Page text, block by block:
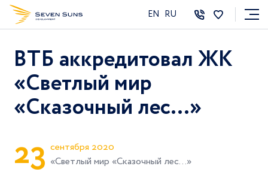
EN RU
ВТБ аккредитовал ЖК
«Светлый мир
«Сказочный лес…»
23 сентября 2020
«Светлый мир «Сказочный лес…»